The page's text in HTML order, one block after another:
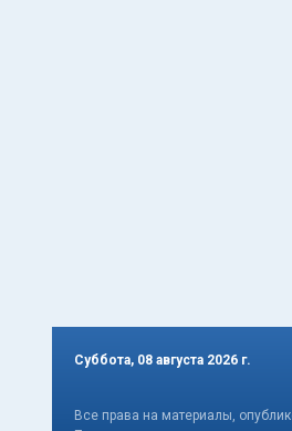
Суббота, 08 августа 2026 г.
Все права на материалы,